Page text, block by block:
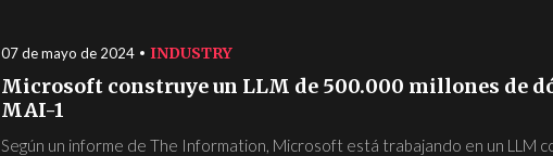
07 de mayo de 2024 INDUSTRY
Microsoft construye un LLM de 500.000 millones de
MAI-1
Según un informe de The Information, Microsoft está trabajando en un LLM